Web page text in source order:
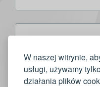
W naszej witrynie,
usługi, używamy
działania plików
Kontakt